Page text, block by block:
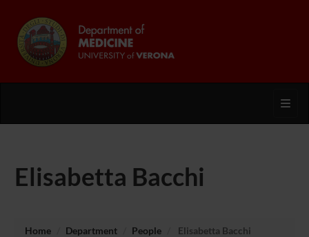
Elisabetta Bacchi
Home Department People Elisabetta Bacchi